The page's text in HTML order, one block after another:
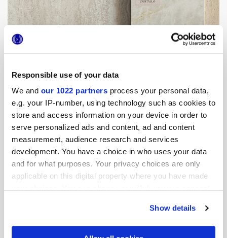
Responsible use of your data
We and our 1022 partners process your personal data,
e.g. your IP-number, using technology such as cookies to
store and access information on your device in order to
serve personalized ads and content, ad and content
measurement, audience research and services
development. You have a choice in who uses your data
and for what purposes. Your privacy choices are only
applicable on this digital property where you have made
Show details